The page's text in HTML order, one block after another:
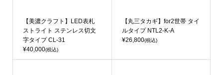
【美濃クラフト】LED表札
ストライト ステンレス切文
字タイプ CL-31
¥40,000(税込)
【丸三タカギ】for2世帯 タイ
ルタイプ NTL2-K-A
¥26,800(税込)